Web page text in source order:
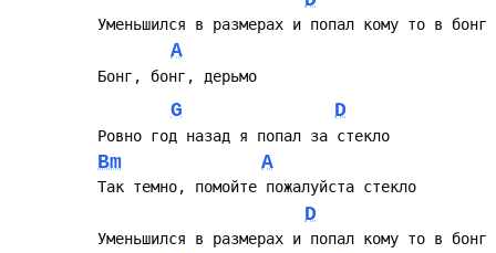
Уменьшился в размерах и попал кому то в бонг
A
Бонг, бонг, дерьмо
G D
Ровно год назад я попал за стекло
Bm A
Так темно, помойте пожалуйста стекло
D
Уменьшился в размерах и попал кому то в бонг